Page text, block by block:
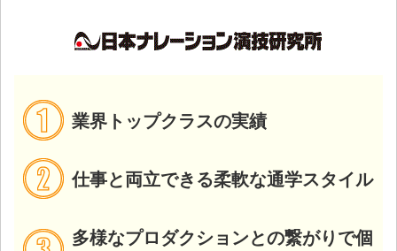
業界トップクラスの実績
仕事と両立できる柔軟な通学スタイル
多様なプロダクションとの繋がりで個